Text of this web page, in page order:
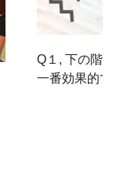
Q１, 下の階
一番効果的で